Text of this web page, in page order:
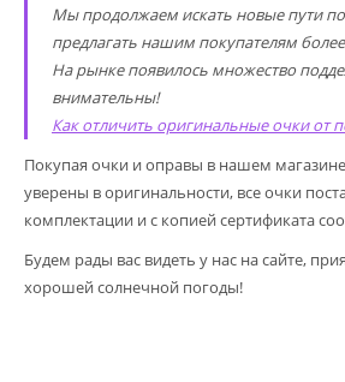
Мы продолжаем искать новые пути
предлагать нашим покупателям
На рынке появилось множество
внимательны!
Как отличить оригинальные очки от
Покупая очки и оправы в нашем
уверены в оригинальности, все очки
комплектации и с копией сертификата
Будем рады вас видеть у нас на сайте,
хорошей солнечной погоды!